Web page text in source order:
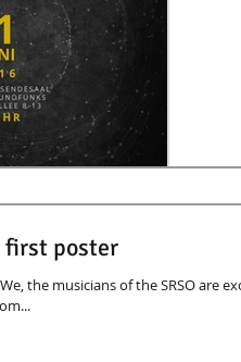
first poster
the musicians of the SRSO are